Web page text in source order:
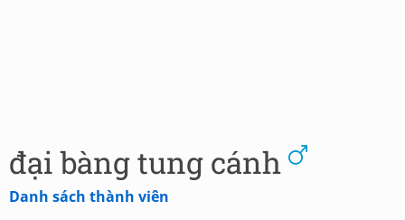
đại bàng tung cánh
Danh sách thành viên